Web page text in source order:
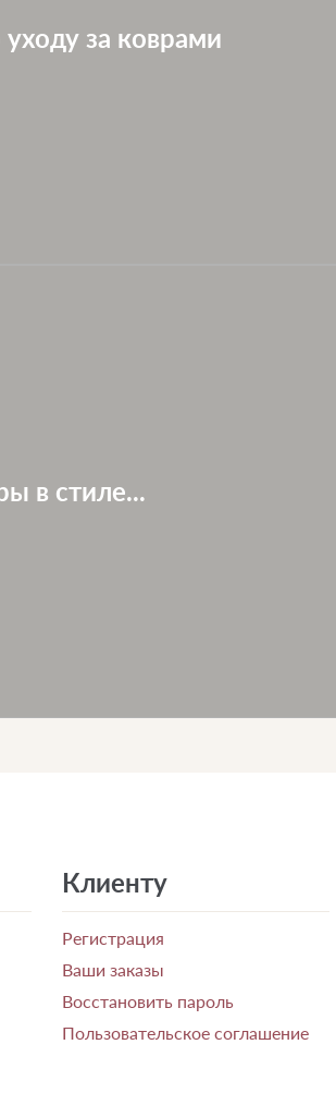
за коврами
в стиле...
Клиенту
Регистрация
Ваши заказы
Восстановить пароль
Пользовательское соглашение